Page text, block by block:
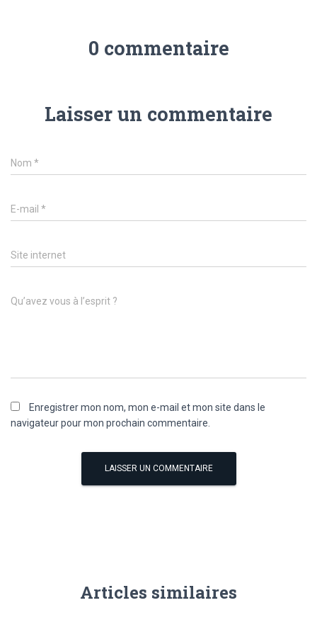
0 commentaire
Laisser un commentaire
Nom *
E-mail *
Site internet
Qu’avez vous à l’esprit ?
Enregistrer mon nom, mon e-mail et mon site dans le
navigateur pour mon prochain commentaire.
Articles similaires